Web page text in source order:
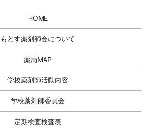
HOME
もとす薬剤師会について
薬局MAP
学校薬剤師活動内容
学校薬剤師委員会
定期検査検査表